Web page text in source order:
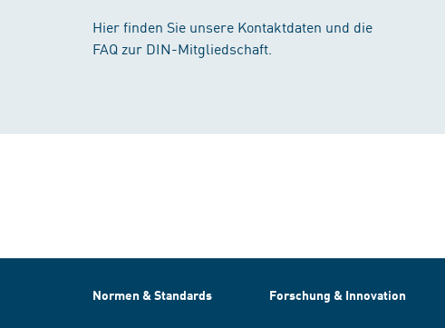
Hier finden Sie unsere Kontaktdaten und die
FAQ zur DIN-Mitgliedschaft.
Normen & Standards Forschung & Innovation